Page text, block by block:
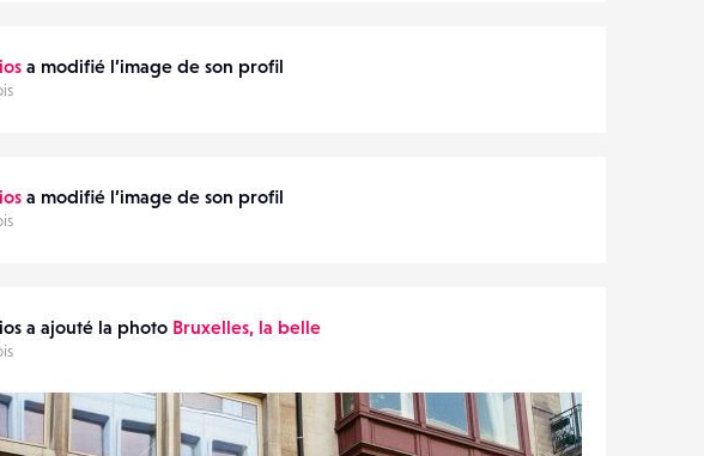
a modifié l’image de son profil
a modifié l’image de son profil
a ajouté la photo Bruxelles, la belle